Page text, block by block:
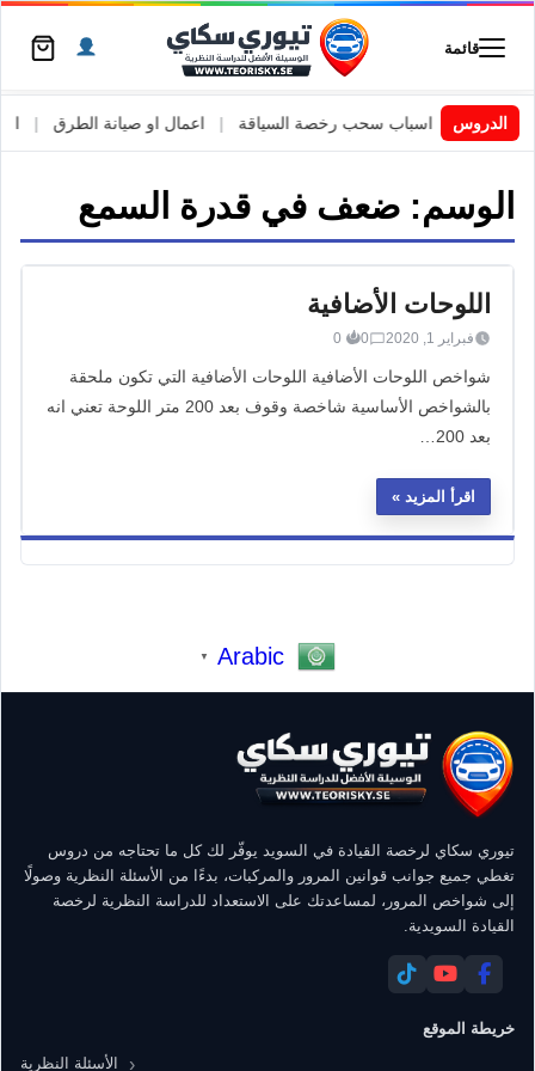
قائمة
الدروسالسويد | اسباب سحب رخصة السياقة اعمال او صيانة الطرق
الوسم: ضعف في قدرة السمع
اللوحات الأضافية
فبراير 1, 2020 0
0
شواخص اللوحات الأضافية اللوحات الأضافية التي تكون ملحقة
بالشواخص الأساسية شاخصة وقوف بعد 200 متر اللوحة تعني انه
بعد 200…
اقرأ المزيد
Arabic
▼
تيوري سكاي لرخصة القيادة في السويد يوفّر لك كل ما تحتاجه من دروس
تغطي جميع جوانب قوانين المرور والمركبات، بدءًا من الأسئلة النظرية وصولًا
إلى شواخص المرور، لمساعدتك على الاستعداد للدراسة النظرية لرخصة
القيادة السويدية.
خريطة الموقع
الأسئلة النظرية